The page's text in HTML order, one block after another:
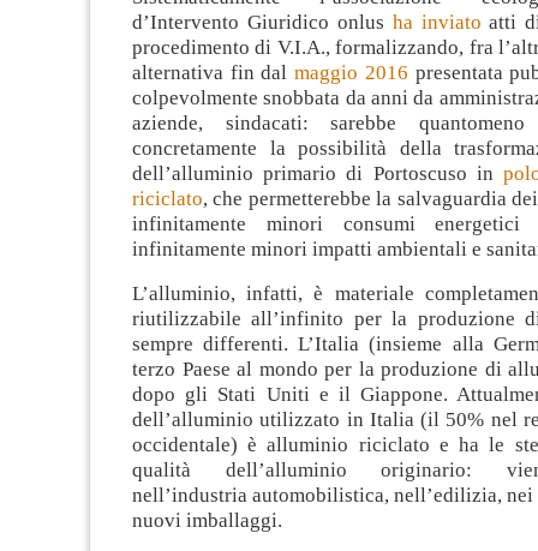
d’Intervento Giuridico onlus ha inviato atti
procedimento di V.I.A., formalizzando, fra
alternativa fin dalmaggio 2016 presentata
colpevolmente snobbata da anni da
aziende, sindacati: sarebbe
concretamente la possibilità della
dell’alluminio primario di Portoscuso in
riciclato, che permetterebbe la salvaguardia
infinitamente minori consumi energetici
infinitamente minori impatti ambientali e
L’alluminio, infatti, è materiale
riutilizzabile all’infinito per la produzione
sempre differenti. L’Italia (insieme alla
terzo Paese al mondo per la produzione di
dopo gli Stati Uniti e il Giappone.
dell’alluminio utilizzato in Italia (il 50% nel
occidentale) è alluminio riciclato e ha le
qualità dell’alluminio originario:
nell’industria automobilistica, nell’edilizia, nei
nuovi imballaggi.